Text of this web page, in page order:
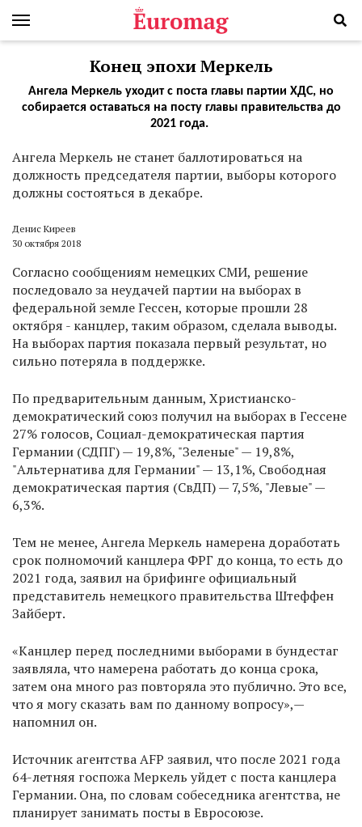
Конец эпохи Меркель
Ангела Меркель уходит с поста главы партии ХДС, но
собирается оставаться на посту главы правительства до
2021 года.
Ангела Меркель не станет баллотироваться на
должность председателя партии, выборы которого
должны состояться в декабре.
Денис Киреев
30 октября 2018
Согласно сообщениям немецких СМИ, решение
последовало за неудачей партии на выборах в
федеральной земле Гессен, которые прошли 28
октября - канцлер, таким образом, сделала выводы.
На выборах партия показала первый результат, но
сильно потеряла в поддержке.
По предварительным данным, Христианско-
демократический союз получил на выборах в Гессене
27% голосов, Социал-демократическая партия
Германии (СДПГ) — 19,8%, "Зеленые" — 19,8%,
"Альтернатива для Германии" — 13,1%, Свободная
демократическая партия (СвДП) — 7,5%, "Левые" —
6,3%.
Тем не менее, Ангела Меркель намерена доработать
срок полномочий канцлера ФРГ до конца, то есть до
2021 года, заявил на брифинге официальный
представитель немецкого правительства Штеффен
Зайберт.
«Канцлер перед последними выборами в бундестаг
заявляла, что намерена работать до конца срока,
затем она много раз повторяла это публично. Это все,
что я могу сказать вам по данному вопросу»,—
напомнил он.
Источник агентства AFP заявил, что после 2021 года
64-летняя госпожа Меркель уйдет с поста канцлера
Германии. Она, по словам собеседника агентства, не
планирует занимать посты в Евросоюзе.